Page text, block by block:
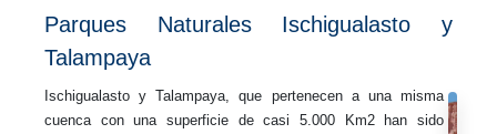
Parques Naturales Ischigualasto y
Talampaya
Ischigualasto y Talampaya, que pertenecen a una misma
cuenca con una superficie de casi 5.000 Km2 han sido